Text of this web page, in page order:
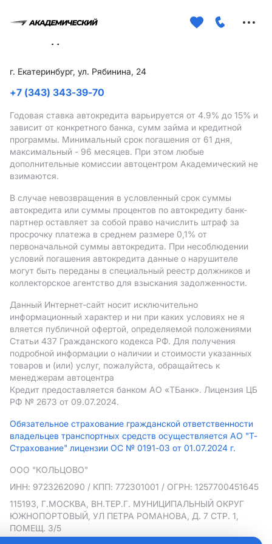
г. Екатеринбург, ул. Рябинина, 24
+7 (343) 343-39-70
Годовая ставка автокредита варьируется от 4.9% до 15% и
зависит от конкретного банка, сумм займа и кредитной
программы. Минимальный срок погашения от 61 дня,
максимальный - 96 месяцев. При этом любые
дополнительные комиссии автоцентром Академический не
взимаются.
В случае невозвращения в условленный срок суммы
автокредита или суммы процентов по автокредиту банк-
партнер оставляет за собой право начислить штраф за
просрочку платежа в среднем размере 0,1% от
первоначальной суммы автокредита. При несоблюдении
условий погашения автокредита данные о нарушителе
могут быть переданы в специальный реестр должников и
коллекторское агентство для взыскания задолженности.
Данный Интернет-сайт носит исключительно
информационный характер и ни при каких условиях не я
вляется публичной офертой, определяемой положениями
Статьи 437 Гражданского кодекса РФ. Для получения
подробной информации о наличии и стоимости указанных
товаров и (или) услуг, пожалуйста, обращайтесь к
менеджерам автоцентра
Кредит предоставляется банком АO «ТБанк». Лицензия ЦБ
РФ № 2673 от 09.07.2024.
Обязательное страхование гражданской ответственности
владельцев транспортных средств осуществляется АО "Т-
Страхование" лицензии ОС № 0191-03 от 01.07.2024 г.
ООО "КОЛЬЦОВО"
ИНН: 9723262090 / КПП: 772301001 / ОГРН: 1257700451645
115193, Г.МОСКВА, ВН.ТЕР.Г. МУНИЦИПАЛЬНЫЙ ОКРУГ
ЮЖНОПОРТОВЫЙ, УЛ ПЕТРА РОМАНОВА, Д. 7 СТР. 1,
ПОМЕЩ. 3/5